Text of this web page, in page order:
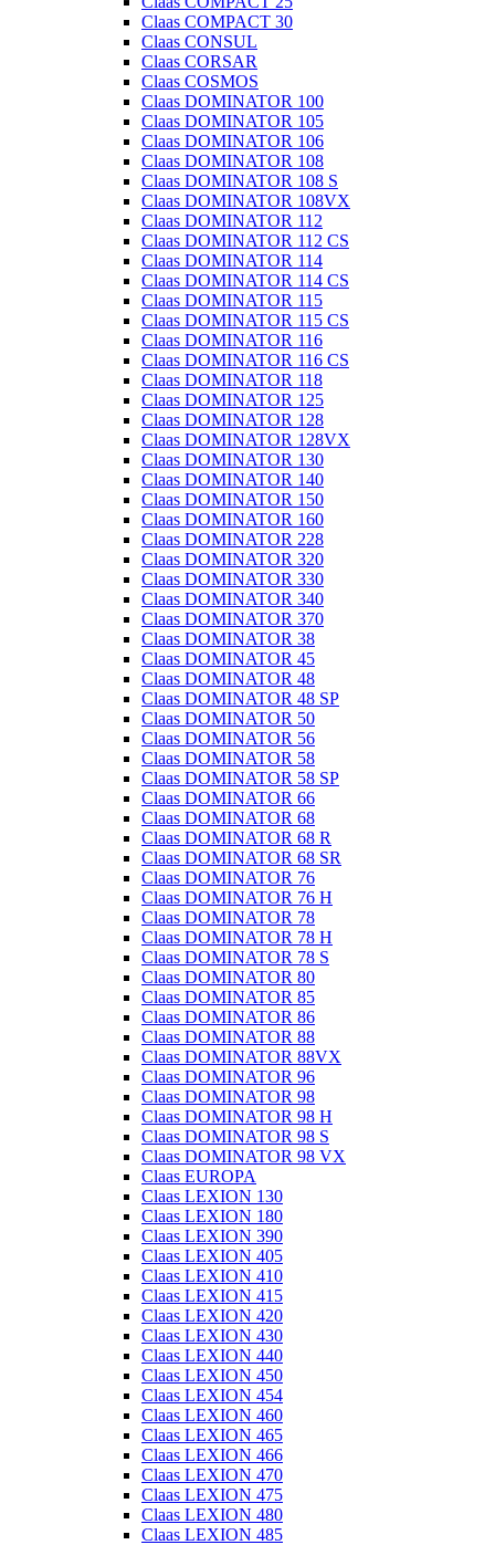
Claas COMPACT 30
Claas CONSUL
Claas CORSAR
Claas COSMOS
Claas DOMINATOR 100
Claas DOMINATOR 105
Claas DOMINATOR 106
Claas DOMINATOR 108
Claas DOMINATOR 108 S
Claas DOMINATOR 108VX
Claas DOMINATOR 112
Claas DOMINATOR 112 CS
Claas DOMINATOR 114
Claas DOMINATOR 114 CS
Claas DOMINATOR 115
Claas DOMINATOR 115 CS
Claas DOMINATOR 116
Claas DOMINATOR 116 CS
Claas DOMINATOR 118
Claas DOMINATOR 125
Claas DOMINATOR 128
Claas DOMINATOR 128VX
Claas DOMINATOR 130
Claas DOMINATOR 140
Claas DOMINATOR 150
Claas DOMINATOR 160
Claas DOMINATOR 228
Claas DOMINATOR 320
Claas DOMINATOR 330
Claas DOMINATOR 340
Claas DOMINATOR 370
Claas DOMINATOR 38
Claas DOMINATOR 45
Claas DOMINATOR 48
Claas DOMINATOR 48 SP
Claas DOMINATOR 50
Claas DOMINATOR 56
Claas DOMINATOR 58
Claas DOMINATOR 58 SP
Claas DOMINATOR 66
Claas DOMINATOR 68
Claas DOMINATOR 68 R
Claas DOMINATOR 68 SR
Claas DOMINATOR 76
Claas DOMINATOR 76 H
Claas DOMINATOR 78
Claas DOMINATOR 78 H
Claas DOMINATOR 78 S
Claas DOMINATOR 80
Claas DOMINATOR 85
Claas DOMINATOR 86
Claas DOMINATOR 88
Claas DOMINATOR 88VX
Claas DOMINATOR 96
Claas DOMINATOR 98
Claas DOMINATOR 98 H
Claas DOMINATOR 98 S
Claas DOMINATOR 98 VX
Claas EUROPA
Claas LEXION 130
Claas LEXION 180
Claas LEXION 390
Claas LEXION 405
Claas LEXION 410
Claas LEXION 415
Claas LEXION 420
Claas LEXION 430
Claas LEXION 440
Claas LEXION 450
Claas LEXION 454
Claas LEXION 460
Claas LEXION 465
Claas LEXION 466
Claas LEXION 470
Claas LEXION 475
Claas LEXION 480
Claas LEXION 485